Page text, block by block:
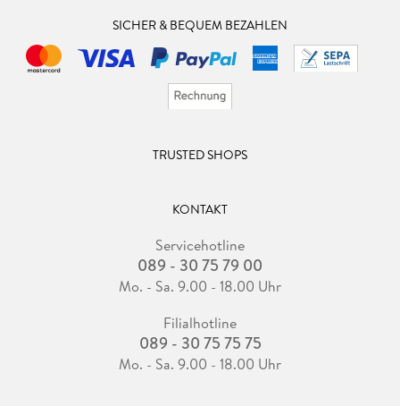
SICHER & BEQUEM BEZAHLEN
TRUSTED SHOPS
KONTAKT
Servicehotline
089 - 30 75 79 00
Mo. - Sa. 9.00 - 18.00 Uhr
Filialhotline
089 - 30 75 75 75
Mo. - Sa. 9.00 - 18.00 Uhr